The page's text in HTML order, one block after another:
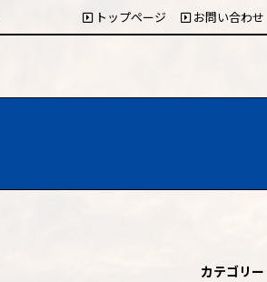
トップページ お問い合わせ
カテゴリー